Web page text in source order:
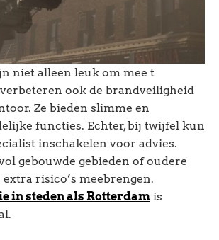
niet alleen leuk om mee t
ook de brandveiligheid
Ze bieden slimme en
functies. Echter, bij twijfel kun
inschakelen voor advies.
gebouwde gebieden of oudere
risico’s meebrengen.
in steden als Rotterdam is